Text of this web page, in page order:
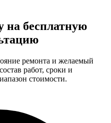
на бесплатную
ремонта и желаемый
работ, сроки и
стоимости.